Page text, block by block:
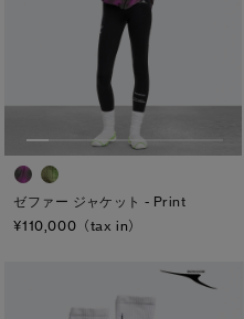
L
XL
S/M
L/XL
ONESIZE
ブラック
ゼファー ジャケット - Print
¥110,000（tax in）